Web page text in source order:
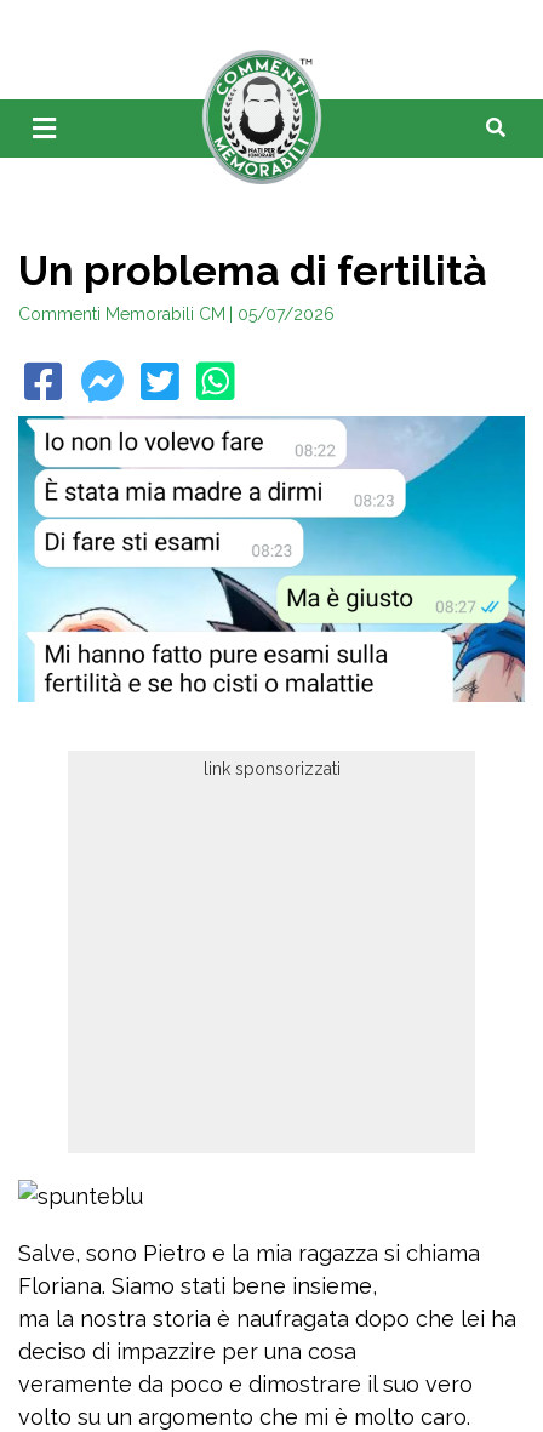
Un problema di fertilità
Commenti Memorabili CM | 05/07/2026
Salve, sono Pietro e la mia ragazza si chiama
Floriana. Siamo stati bene insieme,
ma la nostra storia è naufragata dopo che lei ha
deciso di impazzire per una cosa
veramente da poco e dimostrare il suo vero
volto su un argomento che mi è molto caro.